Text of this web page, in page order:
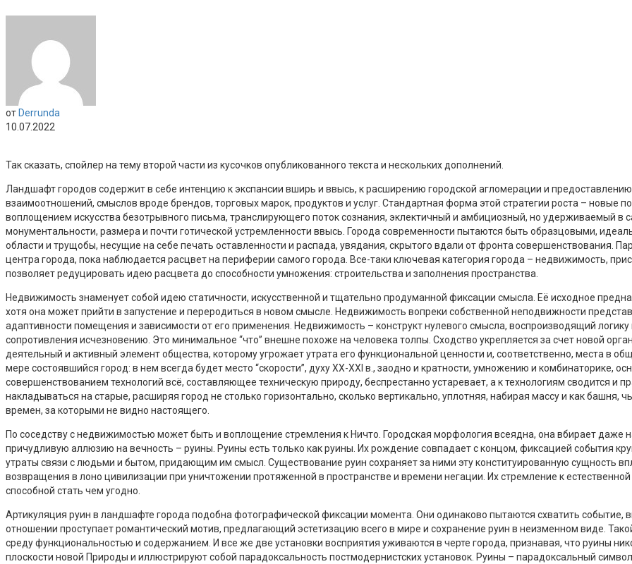
отDerrunda
10.07.2022
Так сказать, спойлер на тему второй части из кусочков опубликованного текста и нескольких дополнений.
Ландшафт городов содержит в себе интенцию к экспансии вширь и ввысь, к расширению городской агломерации и
взаимоотношений, смыслов вроде брендов, торговых марок, продуктов и услуг. Стандартная форма этой стратегии роста – новые
воплощением искусства безотрывного письма, транслирующего поток сознания, эклектичный и амбициозный, но удерживаемый
монументальности, размера и почти готической устремленности ввысь. Города современности пытаются быть образцовыми,
области и трущобы, несущие на себе печать оставленности и распада, увядания, скрытого вдали от фронта совершенствования.
центра города, пока наблюдается расцвет на периферии самого города. Все-таки ключевая категория города – недвижимость,
позволяет редуцировать идею расцвета до способности умножения: строительства и заполнения пространства.
Недвижимость знаменует собой идею статичности, искусственной и тщательно продуманной фиксации смысла. Её исходное
хотя она может прийти в запустение и переродиться в новом смысле. Недвижимость вопреки собственной неподвижности
адаптивности помещения и зависимости от его применения. Недвижимость – конструкт нулевого смысла, воспроизводящий
сопротивления исчезновению. Это минимальное “что” внешне похоже на человека толпы. Сходство укрепляется за счет новой
деятельный и активный элемент общества, которому угрожает утрата его функциональной ценности и, соответственно, места в
мере состоявшийся город: в нем всегда будет место “скорости”, духу XX-XXI в., заодно и кратности, умножению и
совершенствованием технологий всё, составляющее техническую природу, беспрестанно устаревает, а к технологиям сводится и
накладываться на старые, расширяя город не столько горизонтально, сколько вертикально, уплотняя, набирая массу и как
времен, за которыми не видно настоящего.
По соседству с недвижимостью может быть и воплощение стремления к Ничто. Городская морфология всеядна, она вбирает даже
причудливую аллюзию на вечность – руины. Руины есть только как руины. Их рождение совпадает с концом, фиксацией события
утраты связи с людьми и бытом, придающим им смысл. Существование руин сохраняет за ними эту конституированную сущность
возвращения в лоно цивилизации при уничтожении протяженной в пространстве и времени негации. Их стремление к
способной стать чем угодно.
Артикуляция руин в ландшафте города подобна фотографической фиксации момента. Они одинаково пытаются схватить событие,
отношении проступает романтический мотив, предлагающий эстетизацию всего в мире и сохранение руин в неизменном виде.
среду функциональностью и содержанием. И все же две установки восприятия уживаются в черте города, признавая, что руины
плоскости новой Природы и иллюстрируют собой парадоксальность постмодернистских установок. Руины – парадоксальный